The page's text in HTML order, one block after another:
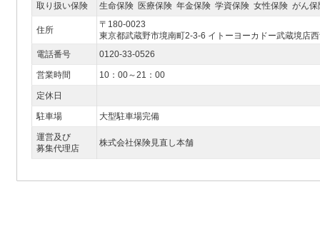
取り扱い保険 生命保険 医療保険 年金保険 学資保険 女性保険 がん
住所
〒180-0023
東京都武蔵野市境南町2-3-6 イトーヨーカドー武蔵境店
電話番号
0120-33-0526
営業時間 10：00～21：00
定休日
駐車場 大型駐車場完備
運営及び
募集代理店
株式会社保険見直し本舗